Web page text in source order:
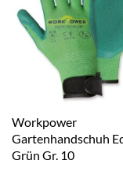
Workpower
Gartenhandschuh
Grün Gr. 10